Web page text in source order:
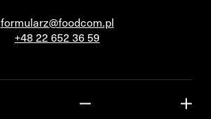
formularz@foodcom.pl
+48 22 652 36 59